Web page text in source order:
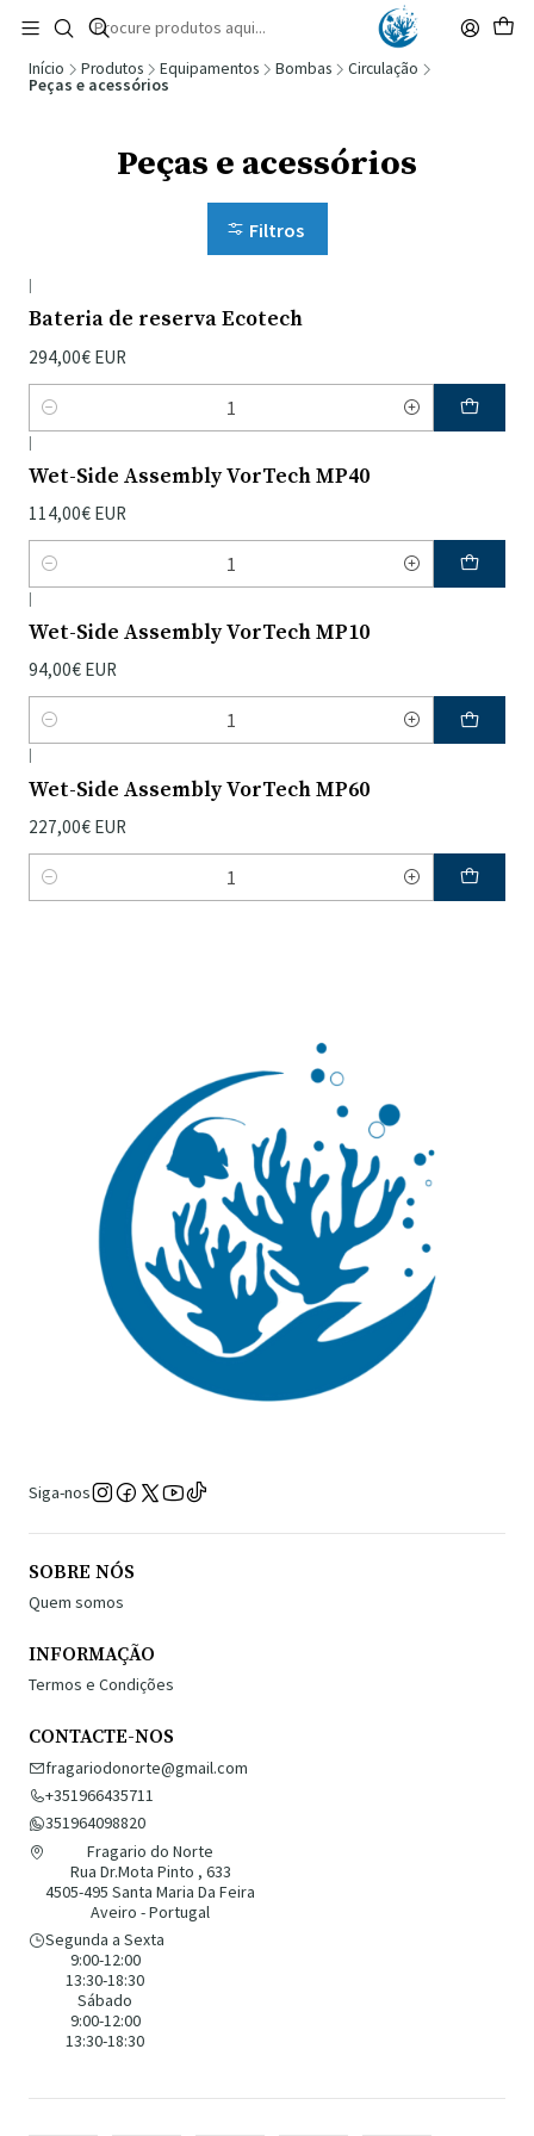
🚚 Portugal Continental: Portes Grátis desde 149,90€ (Envio extresso: 14,90€)
Ler mais
Início Produtos Equipamentos Bombas
Circulação
Peças e acessórios
Peças e acessórios
Filtros
|
Bateria de reserva Ecotech
294,00€ EUR
Quantidade
|
Wet-Side Assembly VorTech MP40
114,00€ EUR
Quantidade
|
Wet-Side Assembly VorTech MP10
94,00€ EUR
Quantidade
|
Wet-Side Assembly VorTech MP60
227,00€ EUR
Quantidade
Siga-nos
SOBRE NÓS
Quem somos
INFORMAÇÃO
Termos e Condições
CONTACTE-NOS
fragariodonorte@gmail.com
+351966435711
351964098820
Fragario do Norte
Rua Dr.Mota Pinto , 633
4505-495 Santa Maria Da Feira
Aveiro - Portugal
Segunda a Sexta
9:00-12:00
13:30-18:30
Sábado
9:00-12:00
13:30-18:30